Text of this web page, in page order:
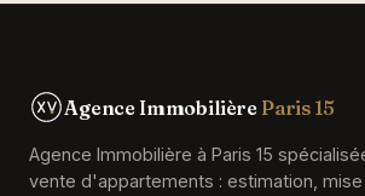
Agence Immobilière Paris 15
Agence Immobilière à Paris 15
vente d'appartements : estimation, mise